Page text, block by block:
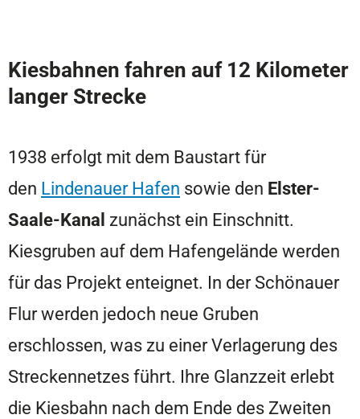
Kiesbahnen fahren auf 12 Kilometer
langer Strecke
1938 erfolgt mit dem Baustart für
den Lindenauer Hafen sowie den Elster-
Saale-Kanal zunächst ein Einschnitt.
Kiesgruben auf dem Hafengelände werden
für das Projekt enteignet. In der Schönauer
Flur werden jedoch neue Gruben
erschlossen, was zu einer Verlagerung des
Streckennetzes führt. Ihre Glanzzeit erlebt
die Kiesbahn nach dem Ende des Zweiten